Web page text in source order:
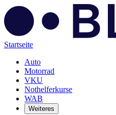
Startseite
Auto
Motorrad
VKU
Nothelferkurse
WAB
Weiteres